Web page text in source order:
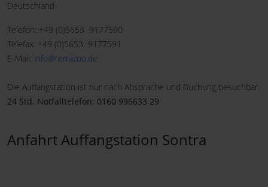
Deutschland
Telefon: +49 (0)5653 9177590
Telefax: +49 (0)5653 9177591
E-Mail: info@terrazoo.de
Die Auffangstation ist nur nach Absprache und Buchung besuchbar.
24 Std. Notfalltelefon: 0160 996633 29
Anfahrt Auffangstation Sontra